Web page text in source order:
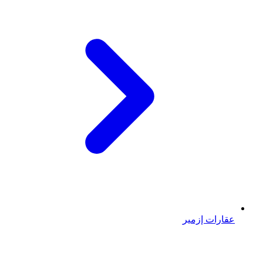
عقارات إزمير